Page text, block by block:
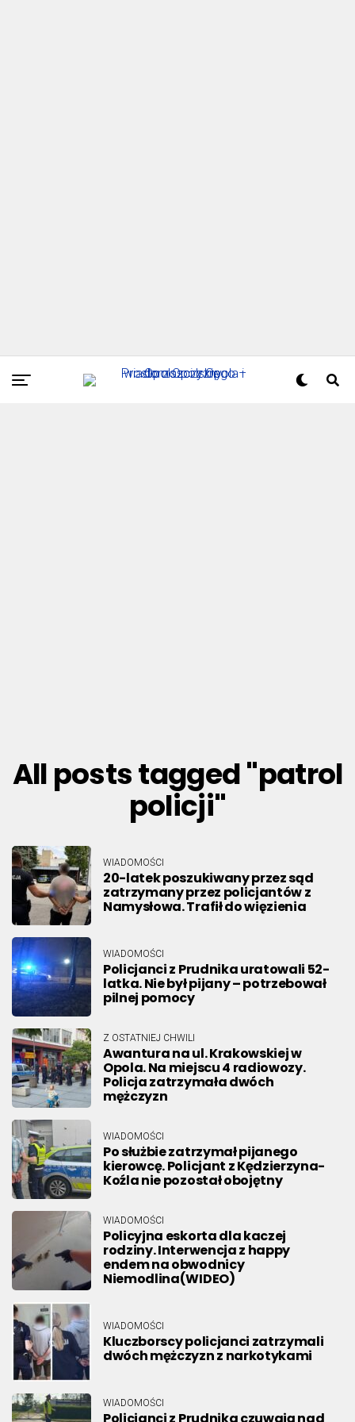
All posts tagged "patrol
policji"
WIADOMOŚCI
20-latek poszukiwany przez sąd
zatrzymany przez policjantów z
Namysłowa. Trafił do więzienia
WIADOMOŚCI
Policjanci z Prudnika uratowali 52-
latka. Nie był pijany – potrzebował
pilnej pomocy
Z OSTATNIEJ CHWILI
Awantura na ul. Krakowskiej w
Opola. Na miejscu 4 radiowozy.
Policja zatrzymała dwóch
mężczyzn
WIADOMOŚCI
Po służbie zatrzymał pijanego
kierowcę. Policjant z Kędzierzyna-
Koźla nie pozostał obojętny
WIADOMOŚCI
Policyjna eskorta dla kaczej
rodziny. Interwencja z happy
endem na obwodnicy
Niemodlina(WIDEO)
WIADOMOŚCI
Kluczborscy policjanci zatrzymali
dwóch mężczyzn z narkotykami
WIADOMOŚCI
Policjanci z Prudnika czuwają nad